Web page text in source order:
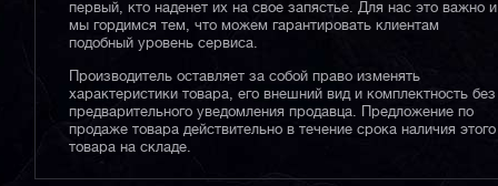
первый, кто наденет их на свое запястье. Для нас это важно и
мы гордимся тем, что можем гарантировать клиентам
подобный уровень сервиса.
Производитель оставляет за собой право изменять
характеристики товара, его внешний вид и комплектность без
предварительного уведомления продавца. Предложение по
продаже товара действительно в течение срока наличия этого
товара на складе.